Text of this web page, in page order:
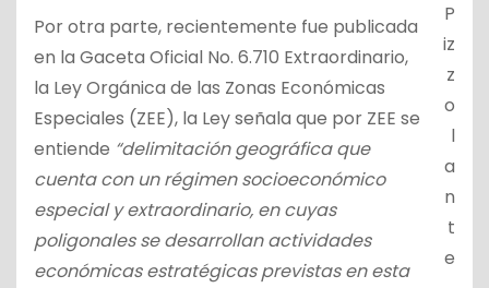
P
iz
z
o
l
a
n
t
e
Por otra parte, recientemente fue publicada
en la Gaceta Oficial No. 6.710 Extraordinario,
la Ley Orgánica de las Zonas Económicas
Especiales (ZEE), la Ley señala que por ZEE se
entiende “delimitación geográfica que
cuenta con un régimen socioeconómico
especial y extraordinario, en cuyas
poligonales se desarrollan actividades
económicas estratégicas previstas en esta